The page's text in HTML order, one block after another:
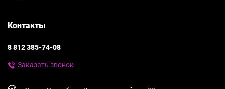
Контакты
8 812 385-74-08
Заказать звонок